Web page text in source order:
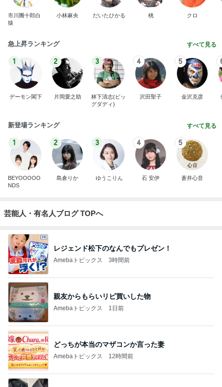
市川團十郎白
猿
小林麻央 だいたひかる 桃 クロ
急上昇ランキング すべて見る
1
デーモン閣下
2
片岡愛之助
3
林下清志(ビッ
グダディ)
4
沢田聖子
5
金沢克彦
新登場ランキング すべて見る
1
BEYOOOOO
NDS
2
島倉りか
3
ゆうこりん
4
石 安伊
5
蒼井心音
芸能人・有名人ブログ TOPへ
レジェンド松下のなんでもプレゼン！
Amebaトピックス 3時間前
親友からもらいリピ買いした物
Amebaトピックス 1日前
どっちが本当のマザコンか言った妻
Amebaトピックス 12時間前